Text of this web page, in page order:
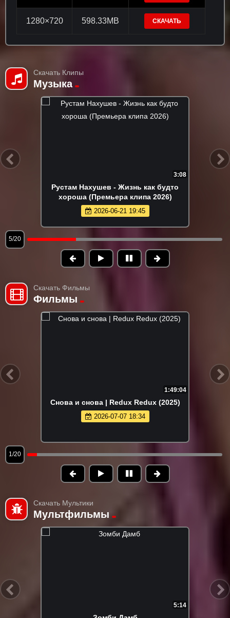
1280×720 598.33MB СКАЧАТЬ
Скачать Клипы
Музыка
3:02
NAIMAN - Королева (Премьера клипа
2026)
2026-05-26 10:55
6/20
Скачать Фильмы
Фильмы
1:49:04
Снова и снова | Redux Redux (2025)
2026-07-07 18:34
1/20
Скачать Мультики
Мультфильмы
5:14